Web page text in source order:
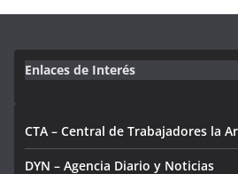
Enlaces de Interés
CTA – Central de Trabajadores la
DYN – Agencia Diario y Noticias